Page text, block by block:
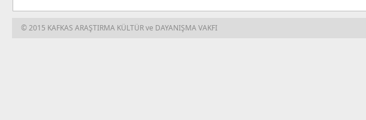
© 2015 KAFKAS ARAŞTIRMA KÜLTÜR ve DAYANIŞMA VAKFI